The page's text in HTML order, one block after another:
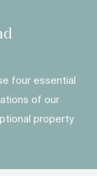
four essential
of our
property